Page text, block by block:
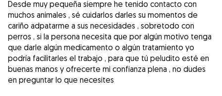
Desde muy pequeña siempre he tenido contacto con
muchos animales , sé cuidarlos darles su momentos de
cariño adpatarme a sus necesidades , sobretodo con
perros , si la persona necesita que por algún motivo tenga
que darle algún medicamento o algún tratamiento yo
podría facilitarles el trabajo , para que tú peludito esté en
buenas manos y ofrecerte mi confianza plena , no dudes
en preguntar lo que necesites